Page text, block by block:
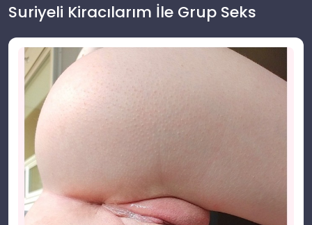
Suriyeli Kiracılarım İle Grup Seks